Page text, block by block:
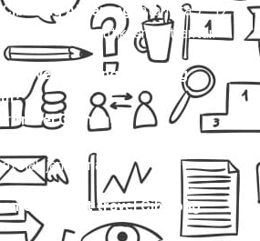
Ajibarang
rata-rata 7–12
lalu lintas dan titik jemput-antar.
travel Cibinong Ajibarang
travel Cibinong
jam kerja.
tiket travel Cibinong